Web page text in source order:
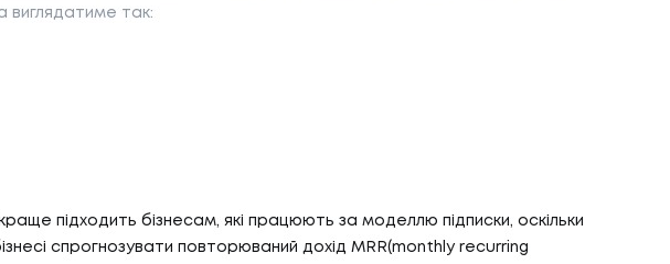
виглядатиме так:
підходить бізнесам, які працюють за моделлю підписки, оскільки
спрогнозувати повторюваний дохід MRR(monthly recurring